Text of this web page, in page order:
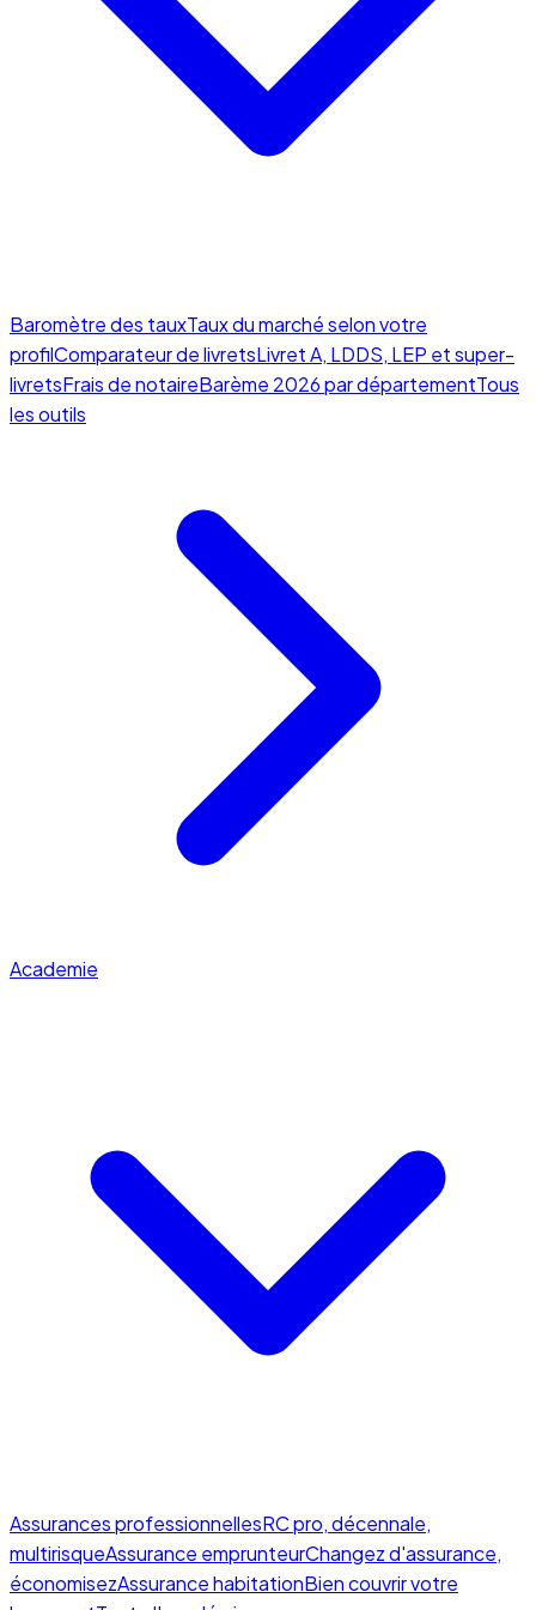
Baromètre des tauxTaux du marché selon votre
profilComparateur de livretsLivret A, LDDS, LEP et super-
livretsFrais de notaireBarème 2026 par départementTous
les outils
Academie
Assurances professionnellesRC pro, décennale,
multirisqueAssurance emprunteurChangez d'assurance,
économisezAssurance habitationBien couvrir votre